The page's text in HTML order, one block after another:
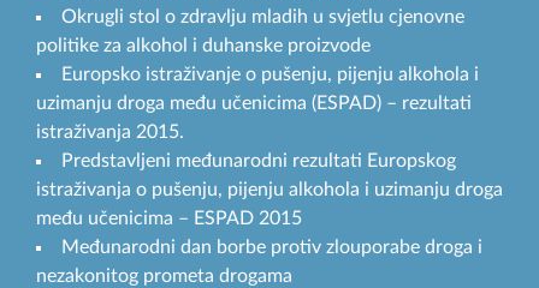
Okrugli stol o zdravlju mladih u svjetlu cjenovne
politike za alkohol i duhanske proizvode
Europsko istraživanje o pušenju, pijenju alkohola i
uzimanju droga među učenicima (ESPAD) – rezultati
istraživanja 2015.
Predstavljeni međunarodni rezultati Europskog
istraživanja o pušenju, pijenju alkohola i uzimanju droga
među učenicima – ESPAD 2015
Međunarodni dan borbe protiv zlouporabe droga i
nezakonitog prometa drogama